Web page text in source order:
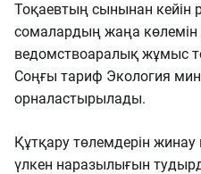
Тоқаевтың сынынан кейін
сомалардың жаңа көлемін
ведомствоаралық жұмыс
Соңғы тариф Экология
орналастырылады.
Құтқару төлемдерін
үлкен наразылығын